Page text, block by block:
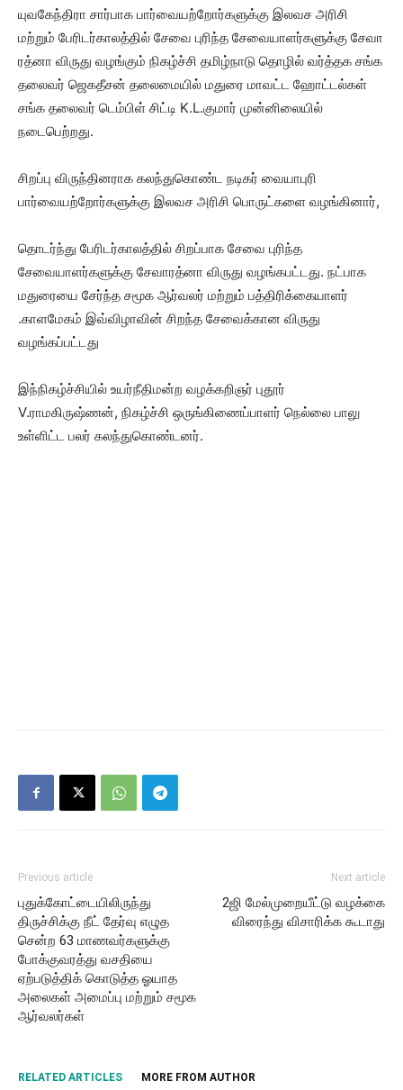
யுவகேந்திரா சார்பாக பார்வையற்றோர்களுக்கு இலவச அரிசி
மற்றும் பேரிடர்காலத்தில் சேவை புரிந்த சேவையாளர்களுக்கு சேவா
ரத்னா விருது வழங்கும் நிகழ்ச்சி தமிழ்நாடு தொழில் வர்த்தக சங்க
தலைவர் ஜெகதீசன் தலைமையில் மதுரை மாவட்ட ஹோட்டல்கள்
சங்க தலைவர் டெம்பிள் சிட்டி K.L.குமார் முன்னிலையில்
நடைபெற்றது.
சிறப்பு விருந்தினராக கலந்துகொண்ட நடிகர் வையாபுரி
பார்வையற்றோர்களுக்கு இலவச அரிசி பொருட்களை வழங்கினார்,
தொடர்ந்து பேரிடர்காலத்தில் சிறப்பாக சேவை புரிந்த
சேவையாளர்களுக்கு சேவாரத்னா விருது வழங்கபட்டது. நட்பாக
மதுரையை சேர்ந்த சமூக ஆர்வலர் மற்றும் பத்திரிக்கையாளர்
.காளமேகம் இவ்விழாவின் சிறந்த சேவைக்கான விருது
வழங்கப்பட்டது
இந்நிகழ்ச்சியில் உயர்நீதிமன்ற வழக்கறிஞர் புதூர்
V.ராமகிருஷ்ணன், நிகழ்ச்சி ஒருங்கிணைப்பாளர் நெல்லை பாலு
உள்ளிட்ட பலர் கலந்துகொண்டனர்.
Previous article
புதுக்கோட்டையிலிருந்து
திருச்சிக்கு நீட் தேர்வு எழுத
சென்ற 63 மாணவர்களுக்கு
போக்குவரத்து வசதியை
ஏற்படுத்திக் கொடுத்த ஓயாத
அலைகள் அமைப்பு மற்றும் சமூக
ஆர்வலர்கள்
Next article
2ஜி மேல்முறையீட்டு வழக்கை
விரைந்து விசாரிக்க கூடாது
RELATED ARTICLES MORE FROM AUTHOR